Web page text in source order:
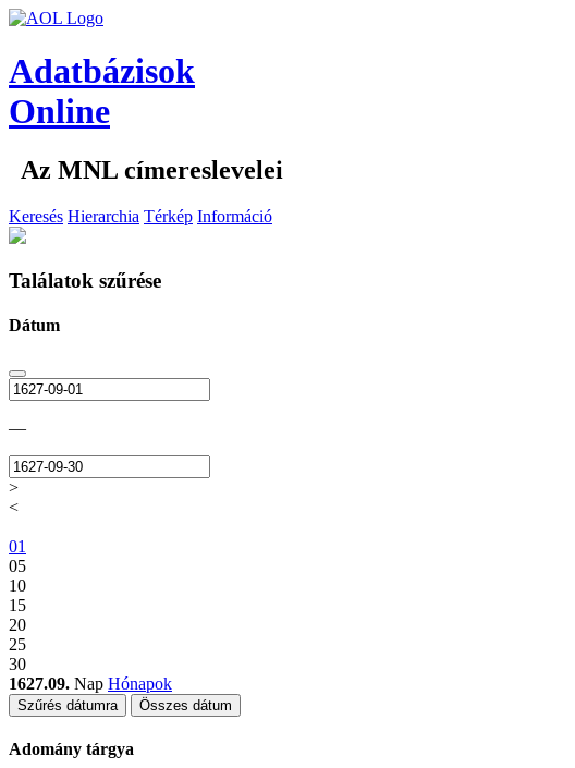
Adatbázisok
Online
Az MNL címereslevelei
Keresés Hierarchia Térkép Információ
Találatok szűrése
Dátum
—
>
<
01
05
10
15
20
25
30
1627.09. Nap Hónapok
Szűrés dátumra Összes dátum
Adomány tárgya